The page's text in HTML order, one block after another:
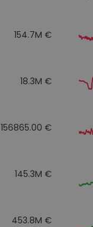
154.7M €
18.3M €
156865.00 €
145.3M €
453.8M €